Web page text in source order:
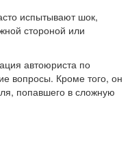
испытывают шок,
стороной или
автоюриста по
вопросы. Кроме того, он
попавшего в сложную